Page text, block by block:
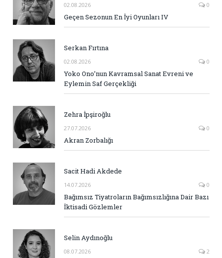
02.08.2026 0
Geçen Sezonun En İyi Oyunları IV
Serkan Fırtına
02.08.2026 0
Yoko Ono’nun Kavramsal Sanat Evreni ve
Eylemin Saf Gerçekliği
Zehra İpşiroğlu
27.07.2026 0
Akran Zorbalığı
Sacit Hadi Akdede
14.07.2026 0
Bağımsız Tiyatroların Bağımsızlığına Dair Bazı
İktisadi Gözlemler
Selin Aydınoğlu
08.07.2026 2